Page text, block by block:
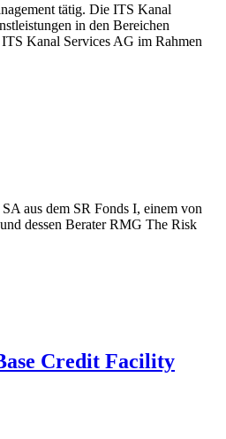
tätig. Die ITS Kanal
in den Bereichen
Kanal Services AG im Rahmen
aus dem SR Fonds I, einem von
dessen Berater RMG The Risk
Credit Facility